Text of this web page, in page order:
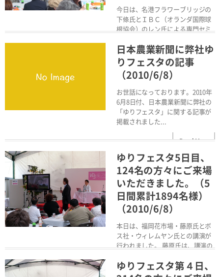
今日は、名港フラワーブリッジの
下條氏とＩＢＣ（オランダ国際球
根協会）のレン氏による専門セミ
Read More
日本農業新聞に弊社ゆ
りフェスタの記事
（2010/6/8）
お世話になっております。2010年
6月8日付、日本農業新聞に弊社の
「ゆりフェスタ」に関する記事が
掲載されました...
Read More
ゆりフェスタ5日目、
124名の方々にご来場
いただきました。（5
日間累計1894名様）
（2010/6/8）
本日は、福岡花市場・藤原氏とボ
ス社・ウィレムヤン氏との講演が
行われました。 藤原氏は、講演の
Read More
ゆりフェスタ第４日、